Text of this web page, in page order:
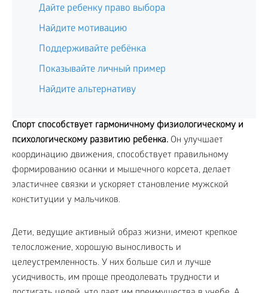
Дайте ребенку право выбора
Найдите мотивацию
Поддерживайте ребёнка
Показывайте личный пример
Найдите альтернативу
Спорт способствует гармоничному физиологическому и
психологическому развитию ребенка. Он улучшает
координацию движения, способствует правильному
формированию осанки и мышечного корсета, делает
эластичнее связки и ускоряет становление мужской
конституции у мальчиков.
Дети, ведущие активный образ жизни, имеют крепкое
телосложение, хорошую выносливость и
целеустремленность. У них больше сил и лучше
усидчивость, им проще преодолевать трудности и